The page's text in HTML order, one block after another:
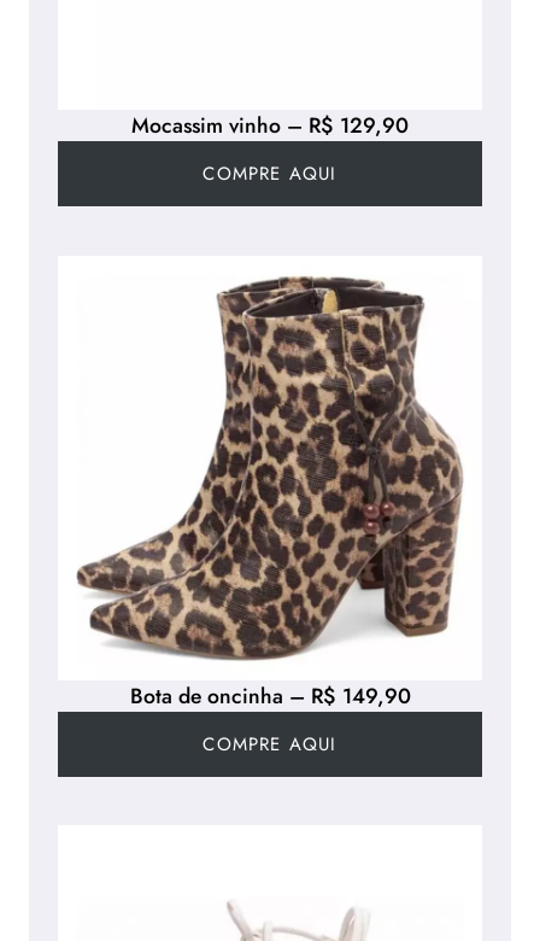
Mocassim vinho – R$ 129,90
COMPRE AQUI
Bota de oncinha – R$ 149,90
COMPRE AQUI